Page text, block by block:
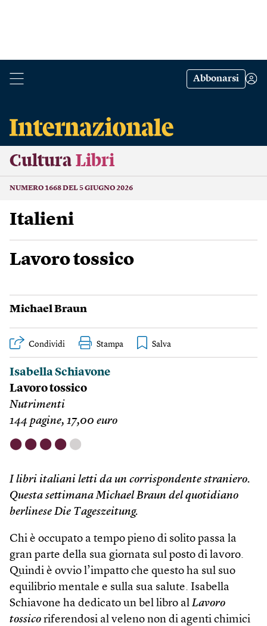
Abbonarsi
Cultura Libri
NUMERO 1668 DEL 5 GIUGNO 2026
Italieni
Lavoro tossico
Michael Braun
Condividi Stampa
Isabella Schiavone
Lavoro tossico
Nutrimenti
144 pagine, 17,00 euro
⬤ ⬤ ⬤ ⬤ ⬤
I libri italiani letti da un corrispondente straniero.
Questa settimana Michael Braun del quotidiano
berlinese Die Tageszeitung.
Chi è occupato a tempo pieno di solito passa la
gran parte della sua giornata sul posto di lavoro.
Quindi è ovvio l’impatto che questo ha sul suo
equilibrio mentale e sulla sua salute. Isabella
Schiavone ha dedicato un bel libro al Lavoro
tossico riferendosi al veleno non di agenti chimici